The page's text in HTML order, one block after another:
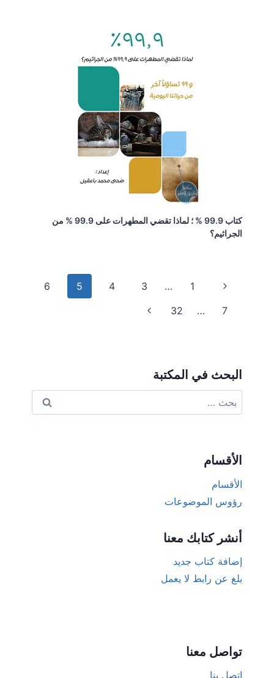
كتاب 99.9 % ؛ لماذا تقضي المطهرات على 99.9 % من
الجراثيم؟
تنقل
الصفحة
الصفحة
السابقة
1
…
3
4
5
6
7
…
32
الصفحة
البحث في المكتبة
عن:
الأقسام
الأقسام
رؤوس الموضوعات
أنشر كتابك معنا
إضافة كتاب جديد
بلغ عن رابط لا يعمل
تواصل معنا
اتصل بنا